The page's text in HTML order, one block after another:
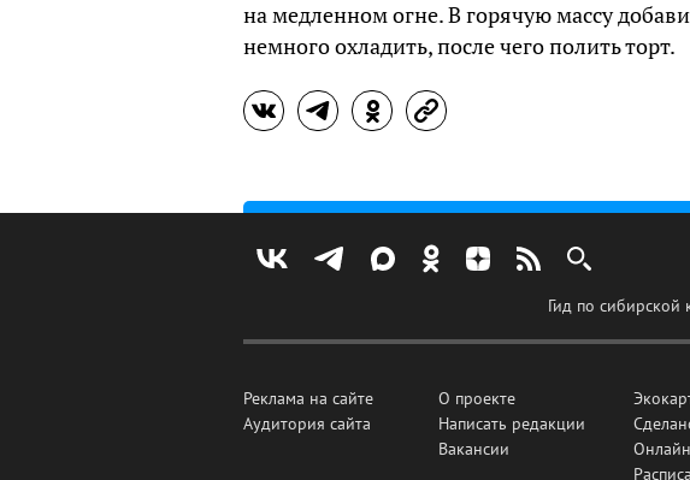
на медленном огне. В горячую массу
немного охладить, после чего полить торт.
Гид по сибирской
Реклама на сайте
Аудитория сайта
О проекте
Написать редакции
Вакансии